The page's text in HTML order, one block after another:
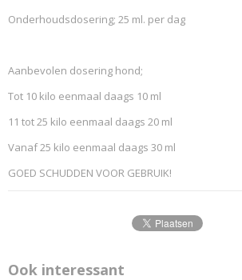
Onderhoudsdosering; 25 ml. per dag
Aanbevolen dosering hond;
Tot 10 kilo eenmaal daags 10 ml
11 tot 25 kilo eenmaal daags 20 ml
Vanaf 25 kilo eenmaal daags 30 ml
GOED SCHUDDEN VOOR GEBRUIK!
Ook interessant